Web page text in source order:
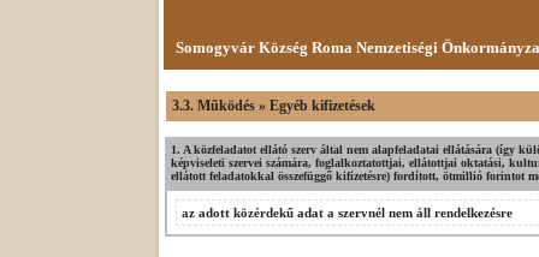
Somogyvár Község Roma Nemzetiségi
3.3. Működés » Egyéb kifizetések
1. A közfeladatot ellátó szerv által nem alapfeladatai ellátására (így
képviseleti szervei számára, foglalkoztatottjai, ellátottjai oktatási,
ellátott feladatokkal összefüggő kifizetésre) fordított, ötmillió forintot
az adott közérdekű adat a szervnél nem áll rendelkezésre